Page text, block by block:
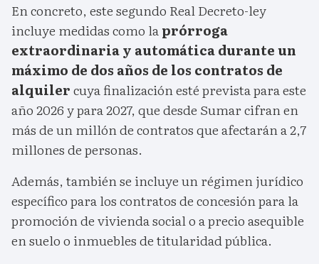
En concreto, este segundo Real Decreto-ley
incluye medidas como laprórroga
extraordinaria y automática durante un
máximo de dos años de los contratos de
alquilercuya finalización esté prevista para este
año 2026 y para 2027, que desde Sumar cifran en
más de un millón de contratos que afectarán a 2,7
millones de personas.
Además, también se incluye un régimen jurídico
específico para los contratos de concesión para la
promoción de vivienda social o a precio asequible
en suelo o inmuebles de titularidad pública.